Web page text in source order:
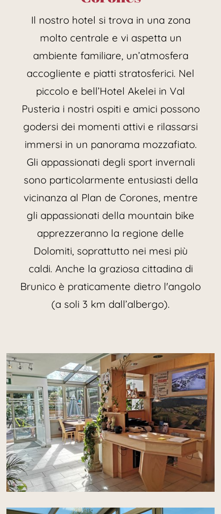
Il nostro hotel si trova in una zona
molto centrale e vi aspetta un
ambiente familiare, un’atmosfera
accogliente e piatti stratosferici. Nel
piccolo e bell’Hotel Akelei in Val
Pusteria i nostri ospiti e amici possono
godersi dei momenti attivi e rilassarsi
immersi in un panorama mozzafiato.
Gli appassionati degli sport invernali
sono particolarmente entusiasti della
vicinanza al Plan de Corones, mentre
gli appassionati della mountain bike
apprezzeranno la regione delle
Dolomiti, soprattutto nei mesi più
caldi. Anche la graziosa cittadina di
Brunico è praticamente dietro l'angolo
(a soli 3 km dall’albergo).